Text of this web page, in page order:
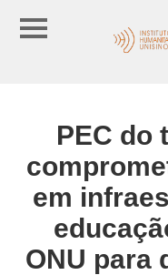
PEC do
em
ONU para